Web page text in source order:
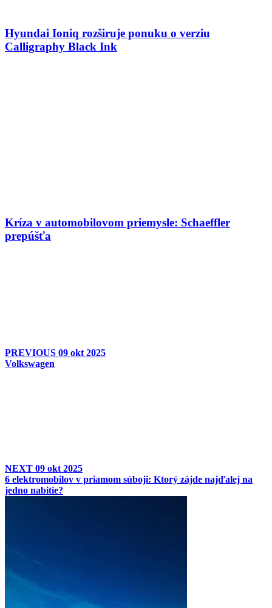
Hyundai Ioniq rozširuje ponuku o verziu
Calligraphy Black Ink
Kríza v automobilovom priemysle: Schaeffler
prepúšťa
PREVIOUS 09 okt 2025
Volkswagen
NEXT 09 okt 2025
6 elektromobilov v priamom súboji: Ktorý zájde najďalej na
jedno nabitie?